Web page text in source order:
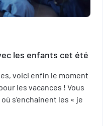
les enfants cet été
voici enfin le moment
les vacances ! Vous
s’enchainent les « je